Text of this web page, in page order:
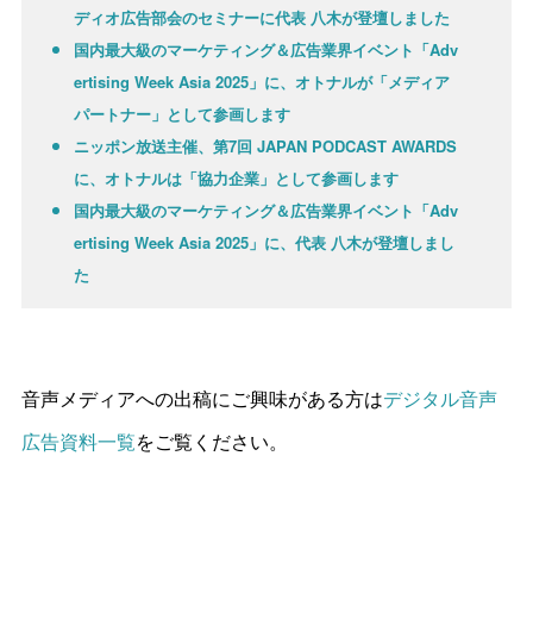
ディオ広告部会のセミナーに代表 八木が登壇しました
国内最大級のマーケティング＆広告業界イベント「Adv
ertising Week Asia 2025」に、オトナルが「メディア
パートナー」として参画します
ニッポン放送主催、第7回 JAPAN PODCAST AWARDS
に、オトナルは「協力企業」として参画します
国内最大級のマーケティング＆広告業界イベント「Adv
ertising Week Asia 2025」に、代表 八木が登壇しまし
た
音声メディアへの出稿にご興味がある方はデジタル音声
広告資料一覧をご覧ください。